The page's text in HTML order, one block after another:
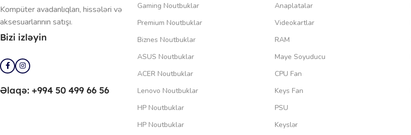
Kompüter avadanlıqları, hissələri və
aksesuarlarının satışı.
Bizi izləyin
Əlaqə: +994 50 499 66 56
Gaming Noutbuklar
Premium Noutbuklar
Biznes Noutbuklar
ASUS Noutbuklar
ACER Noutbuklar
Lenovo Noutbuklar
HP Noutbuklar
HP Noutbuklar
Anaplatalar
Videokartlar
RAM
Maye Soyuducu
CPU Fan
Keys Fan
PSU
Keyslər